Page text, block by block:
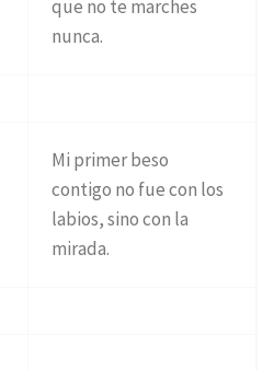
que no te marches
nunca.
Mi primer beso
contigo no fue con los
labios, sino con la
mirada.